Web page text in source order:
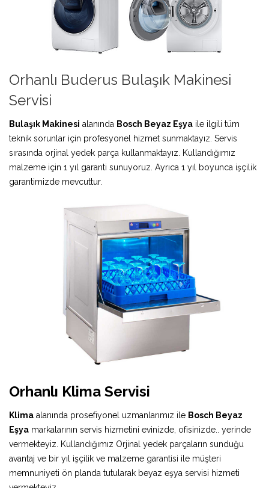
Orhanlı Buderus Bulaşık Makinesi
Servisi
Bulaşık Makinesi alanında Bosch Beyaz Eşya ile ilgili tüm
teknik sorunlar için profesyonel hizmet sunmaktayız. Servis
sırasında orjinal yedek parça kullanmaktayız. Kullandığımız
malzeme için 1 yıl garanti sunuyoruz. Ayrıca 1 yıl boyunca işçilik
garantimizde mevcuttur.
Orhanlı Klima Servisi
Klima alanında prosefiyonel uzmanlarımız ile Bosch Beyaz
Eşya markalarının servis hizmetini evinizde, ofisinizde.. yerinde
vermekteyiz. Kullandığımız Orjinal yedek parçaların sunduğu
avantaj ve bir yıl işçilik ve malzeme garantisi ile müşteri
memnuniyeti ön planda tutularak beyaz eşya servisi hizmeti